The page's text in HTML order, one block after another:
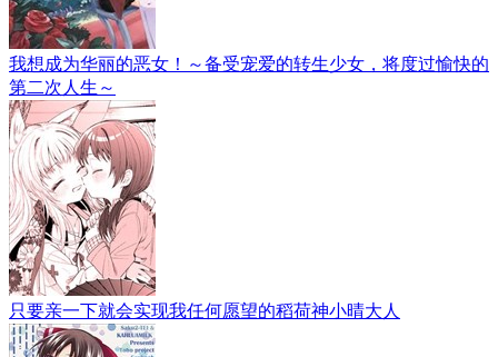
我想成为华丽的恶女！～备受宠爱的转生少女，将度过愉快的
第二次人生～
只要亲一下就会实现我任何愿望的稻荷神小晴大人